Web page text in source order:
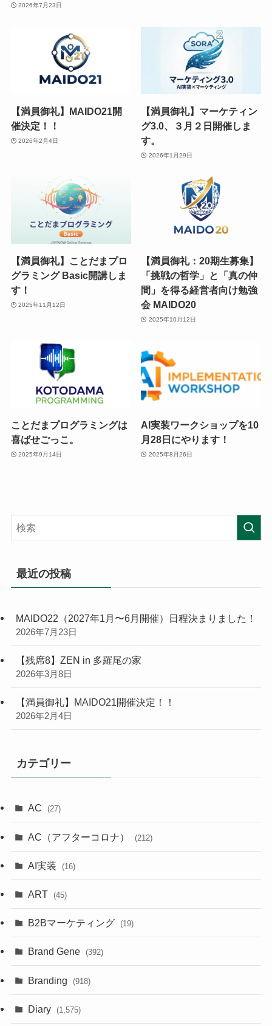
2026年7月23日
【満員御礼】MAIDO21開
催決定！！
2026年2月4日
【満員御礼】マーケティン
グ3.0、３月２日開催しま
す。
2026年1月29日
【満員御礼】ことだまプロ
グラミング Basic開講しま
す！
2025年11月12日
【満員御礼：20期生募集】
「挑戦の哲学」と「真の仲
間」を得る経営者向け勉強
会 MAIDO20
2025年10月12日
ことだまプログラミングは
喜ばせごっこ。
2025年9月14日
AI実装ワークショップを10
月28日にやります！
2025年8月26日
最近の投稿
MAIDO22（2027年1月〜6月開催）日程決まりました！
2026年7月23日
【残席8】ZEN in 多羅尾の家
2026年3月8日
【満員御礼】MAIDO21開催決定！！
2026年2月4日
カテゴリー
AC (27)
AC（アフターコロナ） (212)
AI実装 (16)
ART (45)
B2Bマーケティング (19)
Brand Gene (392)
Branding (918)
Diary (1,575)